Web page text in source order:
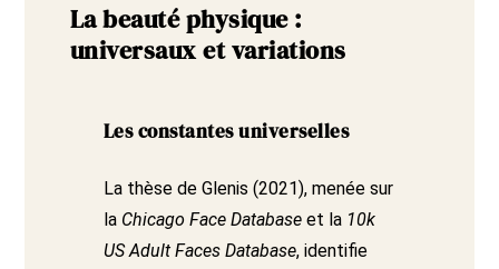
La beauté physique :
universaux et variations
Les constantes universelles
La thèse de Glenis (2021), menée sur
la Chicago Face Databaseet la 10k
US Adult Faces Database, identifie